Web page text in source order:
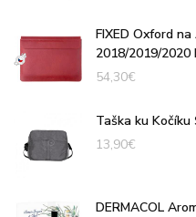
FIXED Oxford
2018/2019/2020
54,30€
Taška ku Kočíku
13,90€
DERMACOL